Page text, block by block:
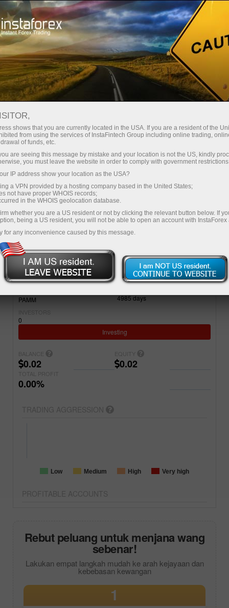
Untuk Pelabur Sistem PAMM
Pemantauan
Pemantuan Akaun 7243449 - New SADADID
FOREX MONITORING
Deposit wang
Simple Advanced
ACCOUNT
7243449
PROJECT NAME
New SADADID
PAMM 4985days
0
Investing
0.02 0.02
0.00%
Low Medium High Very high
Rebut peluang untuk menjana wang
sebenar!
Lakukan empat langkah mudah ke arah kejayaan dan
kebebasan kewangan
1
shows that you are currently located in the USA. If you are a resident of the
from using the services of InstaFintech Group including online trading,
of funds, etc.
are seeing this message by mistake and your location is not the US, kindly
you must leave the website in order to comply with government
IP address show your location as the USA?
a VPN provided by a hosting company based in the United States;
not have proper WHOIS records;
in the WHOIS geolocation database.
whether you are a US resident or not by clicking the relevant button below. If
being a US resident, you will not be able to open an account with InstaForex
for any inconvenience caused by this message.